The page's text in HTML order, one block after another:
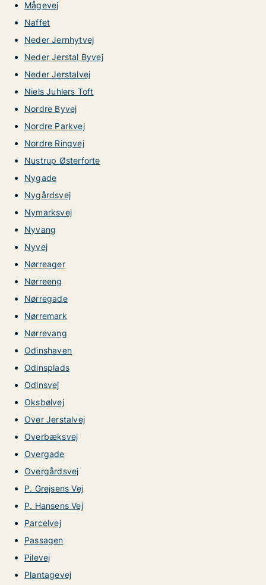
Mågevej
Naffet
Neder Jernhytvej
Neder Jerstal Byvej
Neder Jerstalvej
Niels Juhlers Toft
Nordre Byvej
Nordre Parkvej
Nordre Ringvej
Nustrup Østerforte
Nygade
Nygårdsvej
Nymarksvej
Nyvang
Nyvej
Nørreager
Nørreeng
Nørregade
Nørremark
Nørrevang
Odinshaven
Odinsplads
Odinsvej
Oksbølvej
Over Jerstalvej
Overbæksvej
Overgade
Overgårdsvej
P. Grejsens Vej
P. Hansens Vej
Parcelvej
Passagen
Pilevej
Plantagevej